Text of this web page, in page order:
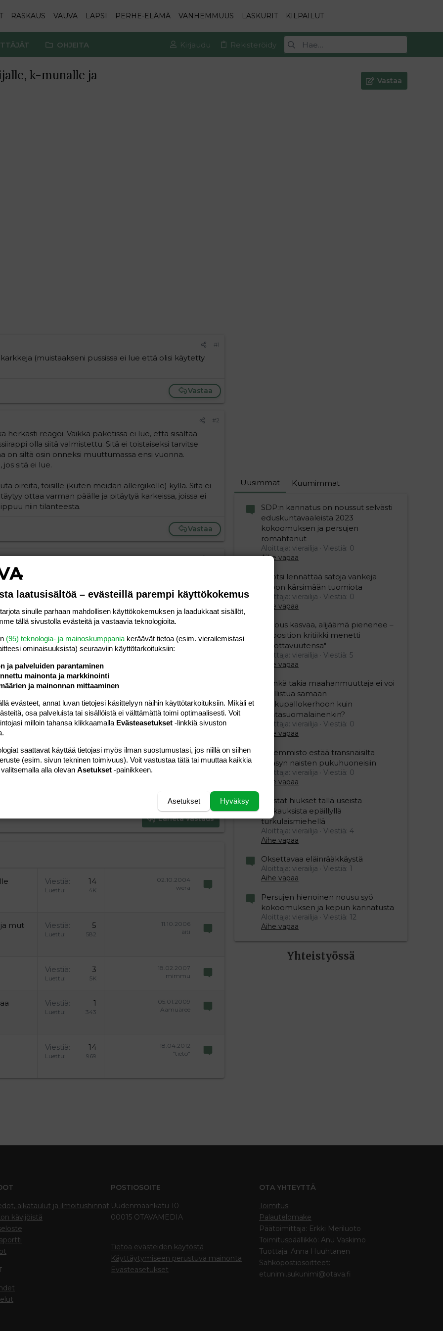
RASKAUS VAUVA LAPSI PERHE-ELÄMÄ VANHEMMUUS LASKURIT KILPAILUT
OHJEITA Kirjaudu Rekisteröidy
k-munalle ja Vastaa
#1
(muistaakseni pussissa ei lue että olisi käytetty
Vastaa
#2
herkästi reagoi. Vaikka paketissa ei lue, että sisältää
olla siitä valmistettu. Sitä ei toistaiseksi tarvitse
on siltä osin onneksi muuttumassa ensi vuonna.
jos sitä ei lue.
oireita, toisille (kuten meidän allergikolle) kyllä. Sitä ei
ottaa varman päälle ja pitäytyä karkeissa, joissa ei
niin tilanteesta.
Vastaa
#3
Vastaa
Kokeilemalla se selviää.
editoriin…
Järjestetty lista
lista
text
Paragraph format
1
3
Lisää hyperlinkki
Lisää kuva
Laajennettuun editoriin… KumoaLaajennettuun editoriin…
Esikatsele
koodispoiler
line
Lähetä vastaus
Viestiä 14
Luettu 4K
02.10.2004
wera
mut
Viestiä 5
Luettu 582
11.10.2006
äiti
Viestiä 3
Luettu 5K
18.02.2007
mimmu
Viestiä 1
Luettu 343
05.01.2009
Aamuäree
Viestiä 14
Luettu 969
18.04.2012
"tieto"
Uusimmat Kuumimmat
SDP:n kannatus on noussut selvästi
eduskuntavaaleista 2023
kokoomuksen ja persujen
romahtanut
Aloittaja: vierailija
Viestiä: 0
Aihe vapaa
Ruotsi lennättää satoja vankeja
Viroon kärsimään tuomiota
Aloittaja: vierailija
Viestiä: 0
Aihe vapaa
"Talous kasvaa, alijäämä pienenee –
opposition kritiikki menetti
uskottavuutensa"
Aloittaja: vierailija
Viestiä: 5
Aihe vapaa
”Minkä takia maahanmuuttaja ei voi
osallistua samaan
potkupallokerhoon kuin
kantasuomalainenkin?
Aloittaja: vierailija
Viestiä: 0
Aihe vapaa
Vasemmisto estää transnaisilta
pääsyn naisten pukuhuoneisiin
Aloittaja: vierailija
Viestiä: 0
Aihe vapaa
Mustat hiukset tällä useista
raiskauksista epäillyllä
turkulaismiehellä
Aloittaja: vierailija
Viestiä: 4
Aihe vapaa
Oksettavaa eläinrääkkäystä
Aloittaja: vierailija
Viestiä: 1
Aihe vapaa
Persujen hienoinen nousu syö
kokoomuksen ja kepun kannatusta
Aloittaja: vierailija
Viestiä: 12
Aihe vapaa
Yhteistyössä
aikataulut ja ilmoitushinnat
kävijöistä
POSTIOSOITE
Uudenmaankatu 10
00015 OTAVAMEDIA
Tietoa evästeiden käytöstä
Käyttäytymiseen perustuva mainonta
Evästeasetukset
OTA YHTEYTTÄ
Toimitus
Palautelomake
Päätoimittaja: Erkki Meriluoto
Toimituspäällikkö: Anu Vaskimo
Tuottaja: Anna Huuhtanen
Sähköpostiosoitteet:
etunimi.sukunimi@otava.fi
laatusisältöä – evästeillä parempi käyttökokemus
sinulle parhaan mahdollisen käyttökokemuksen ja laadukkaat sisällöt,
tällä sivustolla evästeitä ja vastaavia teknologioita.
(95) teknologia- ja mainoskumppania keräävät tietoa (esim. vierailemis­tasi
ominaisuuk­sista) seuraaviin käyttötarkoituksiin:
ja palveluiden parantaminen
mainonta ja markkinointi
ja mainonnan mittaaminen
evästeet, annat luvan tietojesi käsittelyyn näihin käyttötarkoituksiin. Mikäli et
osa palveluista tai sisällöistä ei välttämättä toimi optimaalisesti. Voit
milloin tahansa klikkaamalla Evästeasetukset -linkkiä sivuston
saattavat käyttää tietojasi myös ilman suostumustasi, jos niillä on siihen
(esim. sivun tekninen toimivuus). Voit vastustaa tätä tai muuttaa kaikkia
alla olevan Asetukset -painikkeen.
Hyväksy
Asetukset